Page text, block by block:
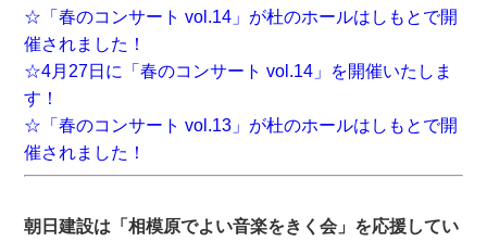
☆「春のコンサート vol.14」が杜のホールはしもとで開
催されました！
☆4月27日に「春のコンサート vol.14」を開催いたしま
す！
☆「春のコンサート vol.13」が杜のホールはしもとで開
催されました！
朝日建設は「相模原でよい音楽をきく会」を応援してい